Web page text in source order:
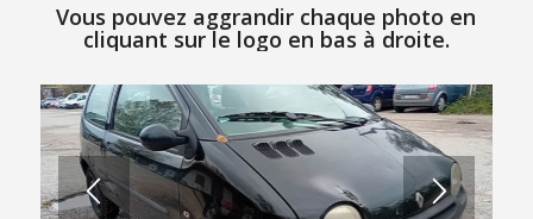
Vous pouvez aggrandir chaque photo en
cliquant sur le logo en bas à droite.